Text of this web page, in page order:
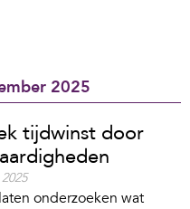
2025
tijdwinst door
onderzoeken wat